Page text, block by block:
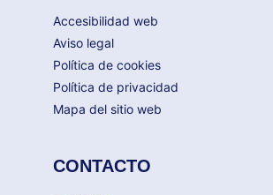
Accesibilidad web
Aviso legal
Política de cookies
Política de privacidad
Mapa del sitio web
CONTACTO